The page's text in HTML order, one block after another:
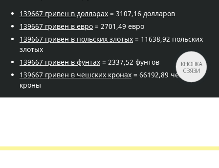
139667 гривен в долларах = 3107,16 долларов
139667 гривен в евро = 2701,49 евро
139667 гривен в польских злотых = 11638,92 польских
злотых
139667 гривен в фунтах = 2337,52 фунтов
139667 гривен в чешских кронах = 66192,89 чешской
кроны
КНОПКА
СВЯЗИ